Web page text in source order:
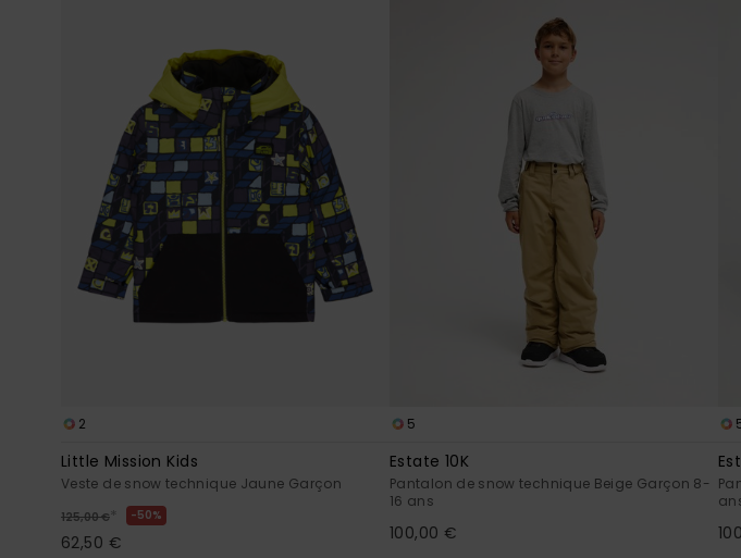
2
Little Mission Kids
Veste de snow technique Jaune Garçon
125,00 € * 50%
62,50 €
5
Estate 10K
Pantalon de snow technique Beige Garçon 8-
16 ans
100,00 €